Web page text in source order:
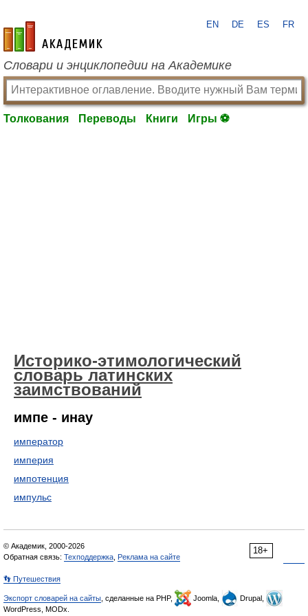
academic.ru
EN DE ES FR
Словари и энциклопедии на Академике
Толкования Переводы Книги Игры ⚽
Историко-этимологический
словарь латинских
заимствований
импе - инау
император
империя
импотенция
импульс
18+
© Академик, 2000-2026
Обратная связь: Техподдержка Реклама на сайте
👣 Путешествия
Экспорт словарей на сайты , сделанные на PHP, Joomla,
Drupal,
WordPress, MODx.